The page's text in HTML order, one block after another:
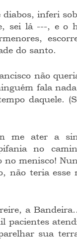
sei lá ---, e o
do santo.
fala
daquele.
no
menisco!
não teria esse
pacientes
sua